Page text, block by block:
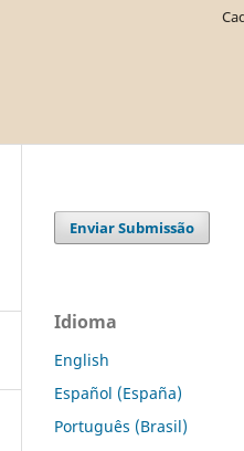
Enviar Submissão
Idioma
English
Español (España)
Português (Brasil)